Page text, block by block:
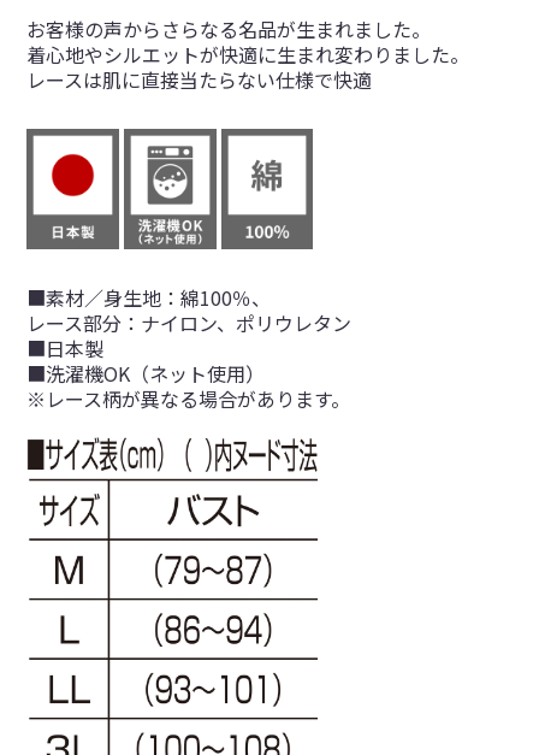
お客様の声からさらなる名品が生まれました。
着心地やシルエットが快適に生まれ変わりました。
レースは肌に直接当たらない仕様で快適
■素材／身生地：綿100％、
レース部分：ナイロン、ポリウレタン
■日本製
■洗濯機OK（ネット使用）
※レース柄が異なる場合があります。